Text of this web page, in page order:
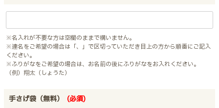
※名入れが不要な方は空欄のままで構いません。
※連名をご希望の場合は「、」で区切っていただき目上の方から順番にご記入
ください。
※ふりがなをご希望の場合は、お名前の後にふりがなをお入れください。
（例）翔太（しょうた）
手さげ袋（無料） (必須)